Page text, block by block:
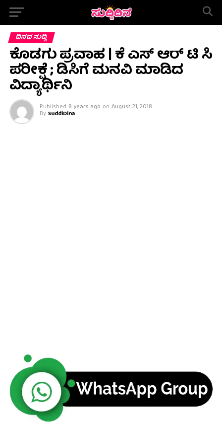
ದಿನದ ಸುದ್ದಿ
ಕೊಡಗು ಪ್ರವಾಹ | ಕೆ ಎಸ್ ಆರ್ ಟಿ‌ ಸಿ
ಪರೀಕ್ಷೆ ; ಡಿಸಿಗೆ ಮನವಿ ಮಾಡಿದ
ವಿದ್ಯಾರ್ಥಿನಿ
Published 8 years ago on August 21, 2018
By SuddiDina